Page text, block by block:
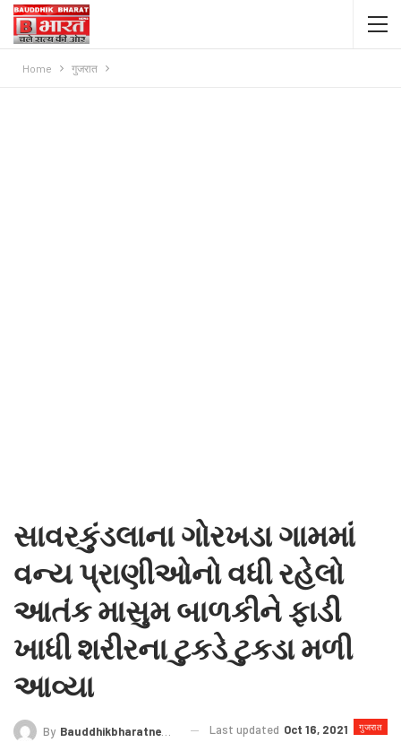
Home गुजरात
સાવરકુંડલાના ગોરખડા ગામમાં
વન્ય પ્રાણીઓનો વધી રહેલો
આતંક માસુમ બાળકીને ફાડી
ખાધી શરીરના ટુકડે ટુકડા મળી
આવ્યા
गुजरात
By Bauddhikbharatnews@gmail.com Last updated Oct 16, 2021